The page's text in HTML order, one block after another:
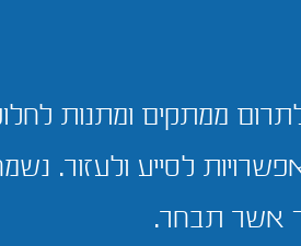
ממתקים ומתנות
לסייע ולעזור.
אשר תבחר.